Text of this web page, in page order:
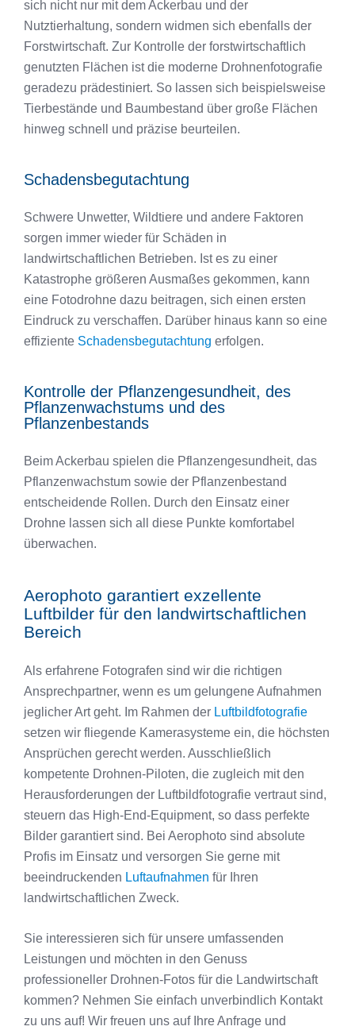
sich nicht nur mit dem Ackerbau und der
Nutztierhaltung, sondern widmen sich ebenfalls der
Forstwirtschaft. Zur Kontrolle der forstwirtschaftlich
genutzten Flächen ist die moderne Drohnenfotografie
geradezu prädestiniert. So lassen sich beispielsweise
Tierbestände und Baumbestand über große Flächen
hinweg schnell und präzise beurteilen.
Schadensbegutachtung
Schwere Unwetter, Wildtiere und andere Faktoren
sorgen immer wieder für Schäden in
landwirtschaftlichen Betrieben. Ist es zu einer
Katastrophe größeren Ausmaßes gekommen, kann
eine Fotodrohne dazu beitragen, sich einen ersten
Eindruck zu verschaffen. Darüber hinaus kann so eine
effiziente Schadensbegutachtung erfolgen.
Kontrolle der Pflanzengesundheit, des
Pflanzenwachstums und des
Pflanzenbestands
Beim Ackerbau spielen die Pflanzengesundheit, das
Pflanzenwachstum sowie der Pflanzenbestand
entscheidende Rollen. Durch den Einsatz einer
Drohne lassen sich all diese Punkte komfortabel
überwachen.
Aerophoto garantiert exzellente
Luftbilder für den landwirtschaftlichen
Bereich
Als erfahrene Fotografen sind wir die richtigen
Ansprechpartner, wenn es um gelungene Aufnahmen
jeglicher Art geht. Im Rahmen der Luftbildfotografie
setzen wir fliegende Kamerasysteme ein, die höchsten
Ansprüchen gerecht werden. Ausschließlich
kompetente Drohnen-Piloten, die zugleich mit den
Herausforderungen der Luftbildfotografie vertraut sind,
steuern das High-End-Equipment, so dass perfekte
Bilder garantiert sind. Bei Aerophoto sind absolute
Profis im Einsatz und versorgen Sie gerne mit
beeindruckenden Luftaufnahmen für Ihren
landwirtschaftlichen Zweck.
Sie interessieren sich für unsere umfassenden
Leistungen und möchten in den Genuss
professioneller Drohnen-Fotos für die Landwirtschaft
kommen? Nehmen Sie einfach unverbindlich Kontakt
zu uns auf! Wir freuen uns auf Ihre Anfrage und